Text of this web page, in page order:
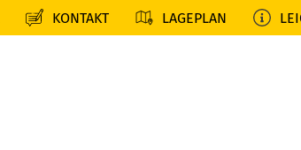
KONTAKT LAGEPLAN